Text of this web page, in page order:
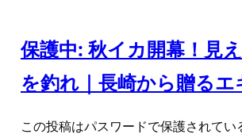
保護中: 秋イカ開幕！見
を釣れ｜長崎から贈るエ
この投稿はパスワードで保護されてい